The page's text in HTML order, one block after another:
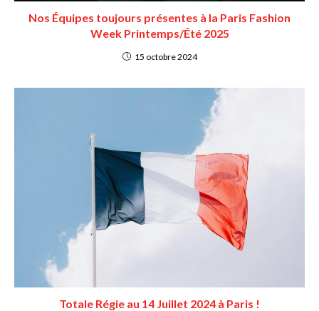
Nos Équipes toujours présentes à la Paris Fashion
Week Printemps/Été 2025
15 octobre 2024
Totale Régie au 14 Juillet 2024 à Paris !